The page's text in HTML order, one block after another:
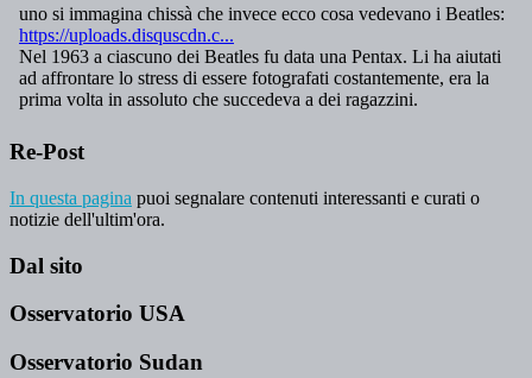
Re-Post
In questa pagina puoi segnalare contenuti interessanti e curati o
notizie dell'ultim'ora.
Dal sito
Osservatorio USA
Osservatorio Sudan